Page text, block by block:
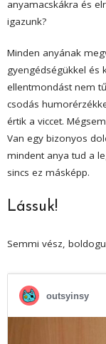
anyamacskákra és
igazunk?
Minden anyának
gyengédségükkel és
ellentmondást nem
csodás
értik a viccet.
Van egy bizonyos
mindent anya tud a
sincs ez másképp.
Lássuk!
Semmi vész,